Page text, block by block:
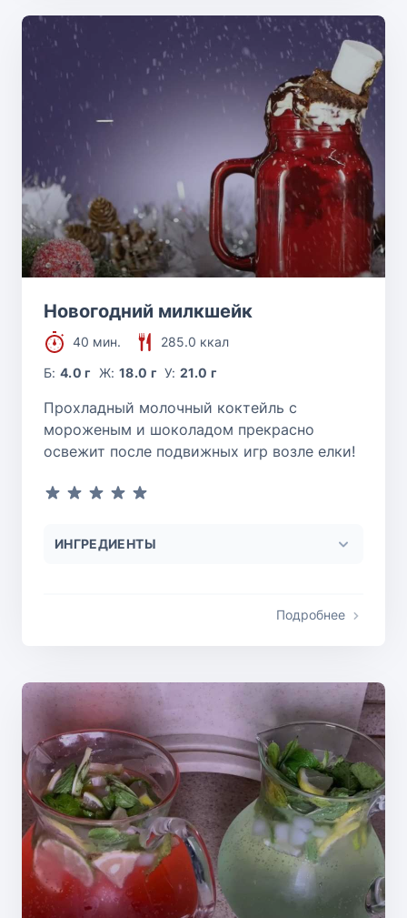
Новогодний милкшейк
40 мин.
285.0 ккал
Б:4.0 г Ж: 18.0 г У:21.0 г
Прохладный молочный коктейль с
мороженым и шоколадом прекрасно
освежит после подвижных игр возле елки!
ИНГРЕДИЕНТЫ
Подробнее